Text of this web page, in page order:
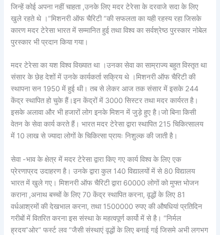
जिन्हें कोई अपना नहीं चाहता ,उनके लिए मदर टेरेसा के दरवाजे सदा के लिए
खुले रहते थे ।”मिशनरी ऑफ चैरिटी “की सफलता का यही रहस्य रहा जिसके
कारण मदर टेरेसा भारत में सम्मानित हुई तथा विश्व का सर्वश्रेष्ठ पुरस्कार नोबेल
पुरस्कार भी प्रदान किया गया।
मदर टेरेसा का यश विश्व विख्यात था ।उनका सेवा का साम्राज्य बहुत विस्तृत था
संसार के छेह देशों में उनके कार्यकर्ता सक्रिय थे ।मिशनरी ऑफ चैरिटी की
स्थापना सन 1950 में हुई थी। तब से लेकर आज तक संसार में इसके 244
केंद्र स्थापित हो चुके हैं।इन केंद्रों में 3000 सिस्टर तथा मदर कार्यरत है।
इसके अलावा और भी हजारों लोग इनके मिशन में जुड़े हुए है।जो बिना किसी
वेतन के सेवा कार्य करते हैं। भारत मदर टेरेसा द्वारा स्थापित 215 चिकित्सालय
में 10 लाख से ज्यादा लोगों के चिकित्सा प्रायः निशुल्क की जाती है।
सेवा -भाव के क्षेत्र में मदर टेरेसा द्वारा किए गए कार्य विश्व के लिए एक
प्रेरणाप्रद उदाहरण है। उनके द्वारा कुल 140 विद्यालयों में से 80 विद्यालय
भारत में खुले गए। मिशनरी ऑफ चैरिटी द्वारा 60000 लोगों को मुफ्त भोजन
कराना ,अनाथ बच्चों के लिए 70 केंद्र स्थापित करना, वृद्धों के लिए 81
वर्धआश्रमों की देखभाल करना, तथा 1500000 रुपए की औषधियां प्रतिदिन
गरीबों में वितरित करना इस संस्था के महत्वपूर्ण कार्यो में से है। “निर्मल
ह्रदय”ओर” फर्स्ट लव “जैसी संस्थाएं वृद्धों के लिए बनाई गई जिसमे अभी लगभग